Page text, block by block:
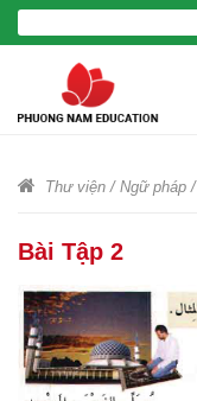
Thư viện / Ngữ pháp /
Bài Tập 2